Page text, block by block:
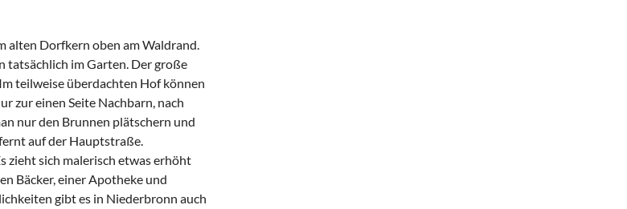
alten Dorfkern oben am Waldrand.
tatsächlich im Garten. Der große
teilweise überdachten Hof können
zur einen Seite Nachbarn, nach
nur den Brunnen plätschern und
auf der Hauptstraße.
zieht sich malerisch etwas erhöht
Bäcker, einer Apotheke und
gibt es in Niederbronn auch